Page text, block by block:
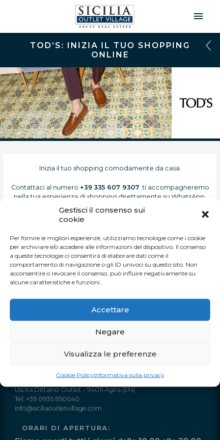
Gestisci il consenso sui
cookie
Per fornire le migliori esperienze, utilizziamo tecnologie come i cookie
per archiviare e/o accedere alle informazioni del dispositivo. Il consenso
a queste tecnologie ci consentirà di elaborare dati come il
comportamento di navigazione o gli ID univoci su questo sito. Non
acconsentire o revocare il consenso, può influire negativamente su
alcune caratteristiche e funzioni.
Accettare
Negare
Visualizza le preferenze
Cookie PolicyInformativa sulla privacy
TOD’S: INIZIA IL TUO SHOPPING
ONLINE
Inizia il tuo shopping comodamente da casa.
Contattaci al numero +39 335 607 9307 ti accompagneremo
nella tua esperienza di shopping direttamente su WhatsApp.
Sfoglia il catalogo e scopri tutte le novità della collezione.
Contattaci per ricevere tutte le informazioni sui prodotti che
preferisci, le modalità di spedizione e pagamento.
TUTTI I NOSTRI EVENTI
Autostrada A19 Palermo-Catania
Uscita Dittaino Outlet – 94011 Agira (EN)
Tel. +39 0935 950040
info@siciliaoutletvillage.com
ORARI DI APERTURA: